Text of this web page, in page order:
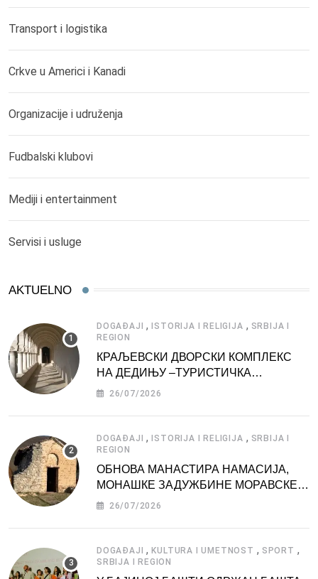
Transport i logistika
Crkve u Americi i Kanadi
Organizacije i udruženja
Fudbalski klubovi
Mediji i entertainment
Servisi i usluge
AKTUELNO
DOGAĐAJI ,ISTORIJA I RELIGIJA , SRBIJA I
REGION
КРАЉЕВСКИ ДВОРСКИ КОМПЛЕКС
НА ДЕДИЊУ –ТУРИСТИЧКА
АТРАКЦИЈА
26/07/2026
DOGAĐAJI ,ISTORIJA I RELIGIJA , SRBIJA I
REGION
ОБНОВА МАНАСТИРА НАМАСИЈА,
МОНАШКЕ ЗАДУЖБИНЕ МОРАВСКЕ
СРБИЈЕ
26/07/2026
DOGAĐAJI ,KULTURA I UMETNOST , SPORT ,
SRBIJA I REGION